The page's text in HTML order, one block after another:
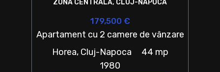
ZONA CENTRALĂ, CLUJ-NAPOCA
179,500 €
Apartament cu 2 camere de vânzare
Horea, Cluj-Napoca
44 mp
1980